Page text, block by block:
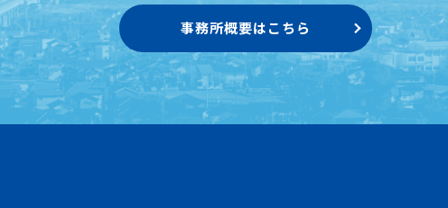
事務所概要はこちら